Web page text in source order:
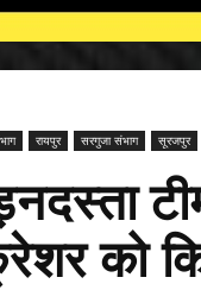
रायपुर सरगुजा संभाग सूरजपुर
टीम
को